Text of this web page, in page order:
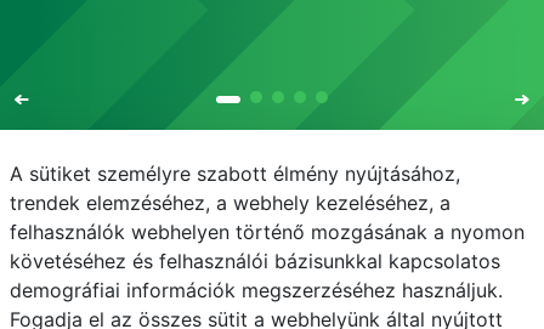
E-mail Telefonkönyv NEPTUN
E-learning
Adatvédelem
A sütiket személyre szabott élmény nyújtásához,
trendek elemzéséhez, a webhely kezeléséhez, a
felhasználók webhelyen történő mozgásának a nyomon
követéséhez és felhasználói bázisunkkal kapcsolatos
demográfiai információk megszerzéséhez használjuk.
Fogadja el az összes sütit a webhelyünk által nyújtott